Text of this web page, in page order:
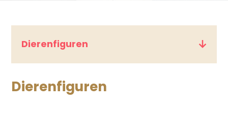
Dierenfiguren
Dierenfiguren